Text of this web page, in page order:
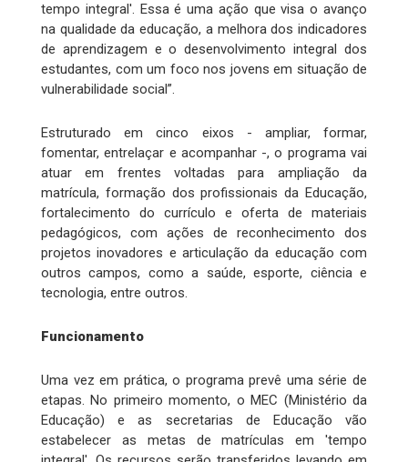
tempo integral'. Essa é uma ação que visa o avanço
na qualidade da educação, a melhora dos indicadores
de aprendizagem e o desenvolvimento integral dos
estudantes, com um foco nos jovens em situação de
vulnerabilidade social”.
Estruturado em cinco eixos - ampliar, formar,
fomentar, entrelaçar e acompanhar -, o programa vai
atuar em frentes voltadas para ampliação da
matrícula, formação dos profissionais da Educação,
fortalecimento do currículo e oferta de materiais
pedagógicos, com ações de reconhecimento dos
projetos inovadores e articulação da educação com
outros campos, como a saúde, esporte, ciência e
tecnologia, entre outros.
Funcionamento
Uma vez em prática, o programa prevê uma série de
etapas. No primeiro momento, o MEC (Ministério da
Educação) e as secretarias de Educação vão
estabelecer as metas de matrículas em 'tempo